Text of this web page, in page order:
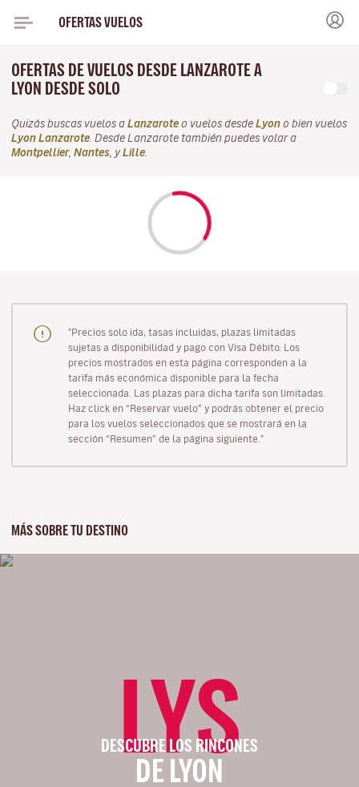
OFERTAS VUELOS
OFERTAS DE VUELOS DESDE LANZAROTE A
LYON DESDE SOLO
Quizás buscas vuelos a Lanzarote o vuelos desde Lyon o bien vuelos
Lyon Lanzarote . Desde Lanzarote también puedes volar a
Montpellier, Nantes , y Lille
"Precios solo ida, tasas incluidas, plazas limitadas
sujetas a disponibilidad y pago con Visa Débito. Los
precios mostrados en esta página corresponden a la
tarifa más económica disponible para la fecha
seleccionada. Las plazas para dicha tarifa son limitadas.
Haz click en “Reservar vuelo” y podrás obtener el precio
para los vuelos seleccionados que se mostrará en la
sección “Resumen” de la página siguiente."
MÁS SOBRE TU DESTINO
LYS
DESCUBRE LOS RINCONES
DE LYON